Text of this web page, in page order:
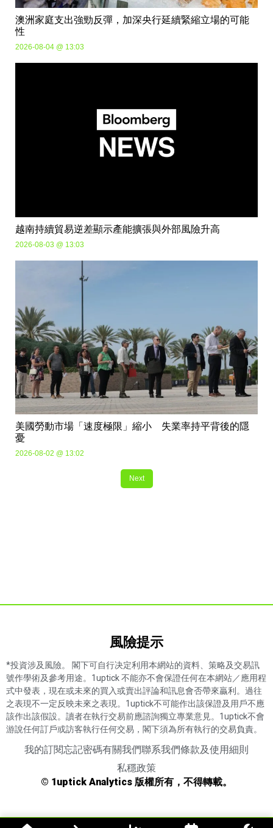
澳洲家庭支出強勁反彈，加深央行延續緊縮立場的可能
性
2026-08-04 @ 13:03
越南持續貿易逆差顯示產能擴張與外部風險升高
2026-08-03 @ 13:03
美國勞動市場「速度極限」縮小 失業率持平背後的隱
憂
2026-08-02 @ 13:02
Next
風險提示​
*投資涉及風險。 閣下可自行决定利用本網站的資料、策略及交易訊
號作學術及參考用途。1uptick 不能亦不會保證任何在本網站／應用程
式中發表，現在或未來的買入或賣出評論和訊息會否帶來贏利。過往
之表現不一定反映未來之表現。1uptick不可能作出該保證及用戶不應
該作出該假設。讀者在執行交易前應諮詢獨立專業意見。1uptick不會
游說任何訂戶或訪客執行任何交易，閣下須為所有執行的交易負責。
我的訂閱忘記密碼有關我們聯系我們條款及使用細則
私穩政策
© 1uptick Analytics 版權所有，不得轉載。